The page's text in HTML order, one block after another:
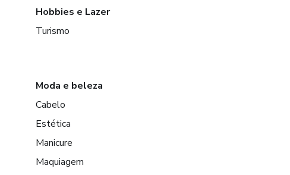
Hobbies e Lazer
Turismo
Moda e beleza
Cabelo
Estética
Manicure
Maquiagem